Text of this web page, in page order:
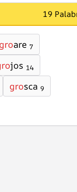
19
groare 7
jos 14
grosca 9